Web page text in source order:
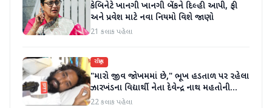
કેબિનેટે ખાનગી ખાનગી બેંકને દિલ્હી આપી, ફી
અને પ્રવેશ માટે નવા નિયમો વિશે જાણો
21 કલાક પહેલા
રાષ્ટ્રીય
"મારો જીવ જોખમમાં છે," ભૂખ હડતાળ પર રહેલા
ઝારખંડના વિદ્યાર્થી નેતા દેવેન્દ્ર નાથ મહતોની
તબિયત ખરાબ
22 કલાક પહેલા